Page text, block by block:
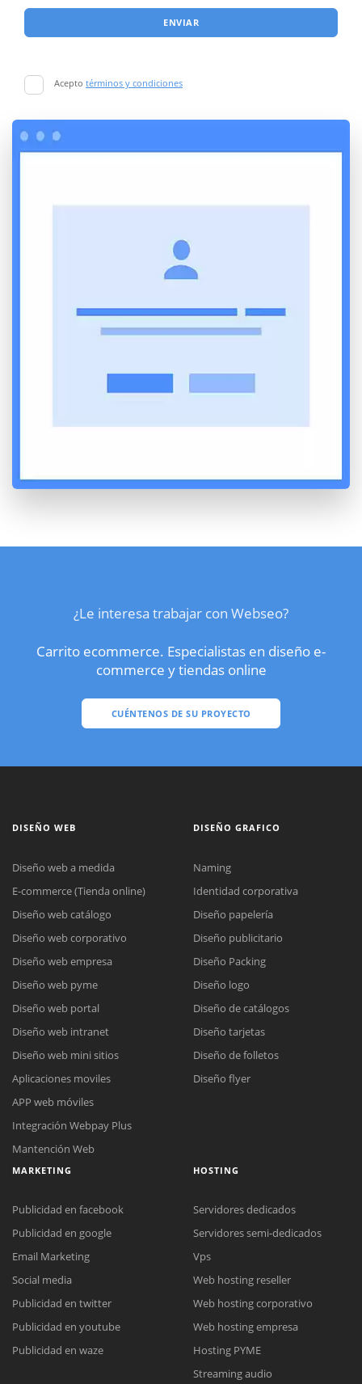
ENVIAR
Acepto términos y condiciones
¿Le interesa trabajar con Webseo?
Carrito ecommerce. Especialistas en diseño e-
commerce y tiendas online
CUÉNTENOS DE SU PROYECTO
Reunión online
Meet para la reunión online.
Cotización
Chat Online
Todos nuestros ejecutivos están fuera de línea. Complete el formulario
DISEÑO WEB
Diseño web a medida
E-commerce (Tienda online)
Diseño web catálogo
Diseño web corporativo
Diseño web empresa
Diseño web pyme
Diseño web portal
Diseño web intranet
Diseño web mini sitios
Aplicaciones moviles
APP web móviles
Integración Webpay Plus
Mantención Web
DISEÑO GRAFICO
Naming
Identidad corporativa
Diseño papelería
Diseño publicitario
Diseño Packing
Diseño logo
Diseño de catálogos
Diseño tarjetas
Diseño de folletos
Diseño flyer
MARKETING
Publicidad en facebook
Publicidad en google
Email Marketing
Social media
Publicidad en twitter
Publicidad en youtube
Publicidad en waze
HOSTING
Servidores dedicados
Servidores semi-dedicados
Vps
Web hosting reseller
Web hosting corporativo
Web hosting empresa
Hosting PYME
Streaming audio